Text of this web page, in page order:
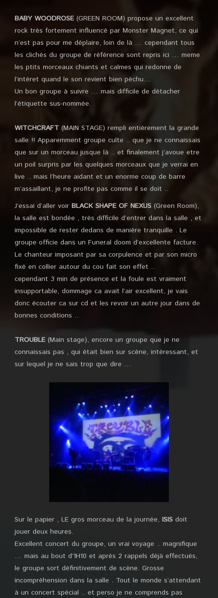
BABY WOODROSE (GREEN ROOM) propose un excellent
rock très fortement influencé par Monster Magnet, ce qui
n’est pas pour me déplaire, loin de là … cependant tous
les clichés du groupe de référence sont repris ici … meme
les ptits morceaux chiants et calmes qui redonne de
l’intéret quand le son revient bien péchu…
Un bon groupe à suivre … mais difficile de détacher
l’étiquette sus-nommée.
WITCHCRAFT (MAIN STAGE) rempli entièrement la grande
salle !! Apparemment groupe culte .. que je ne connaissais
que sur un morceau jusque là .. et finalement j’avoue etre
un poil surpris par les quelques morceaux que je verrai en
live .. mais l’heure aidant et un enorme coup de barre
m’assaillant, je ne profite pas comme il se doit ..
J’essai d’aller voir BLACK SHAPE OF NEXUS (Green Room),
la salle est bondée , très difficile d’entrer dans la salle , et
impossible de rester dedans de manière tranquille . Le
groupe officie dans un Funeral doom d’excellente facture.
Le chanteur imposant par sa corpulence et par son micro
fixé en collier autour du cou fait son effet ..
cependant 3 min de présence et la foule est vraiment
insupportable, dommage ca avait l’air excellent, je vais
donc écouter ca sur cd et les revoir un autre jour dans de
bonnes conditions ..
TROUBLE (Main stage), encore un groupe que je ne
connaissais pas , qui était bien sur scène, intéressant, et
sur lequel je ne sais trop que dire …
Sur le papier , LE gros morceau de la journée, ISIS doit
jouer deux heures.
Excellent concert du groupe, un vrai voyage .. magnifique
… mais au bout d’1H10 et après 2 rappels déjà effectués,
le groupe sort définitivement de scène. Grosse
incompréhension dans la salle . Tout le monde s’attendant
à un concert spécial .. et perso je ne comprends pas